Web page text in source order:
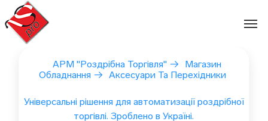
Перейти
вмісту
АРМ "Роздрібна Торгівля" →
Магазин
Обладнання → Аксесуари Та Перехідники
Універсальні рішення для автоматизації роздрібної
торгівлі. Зроблено в Україні.